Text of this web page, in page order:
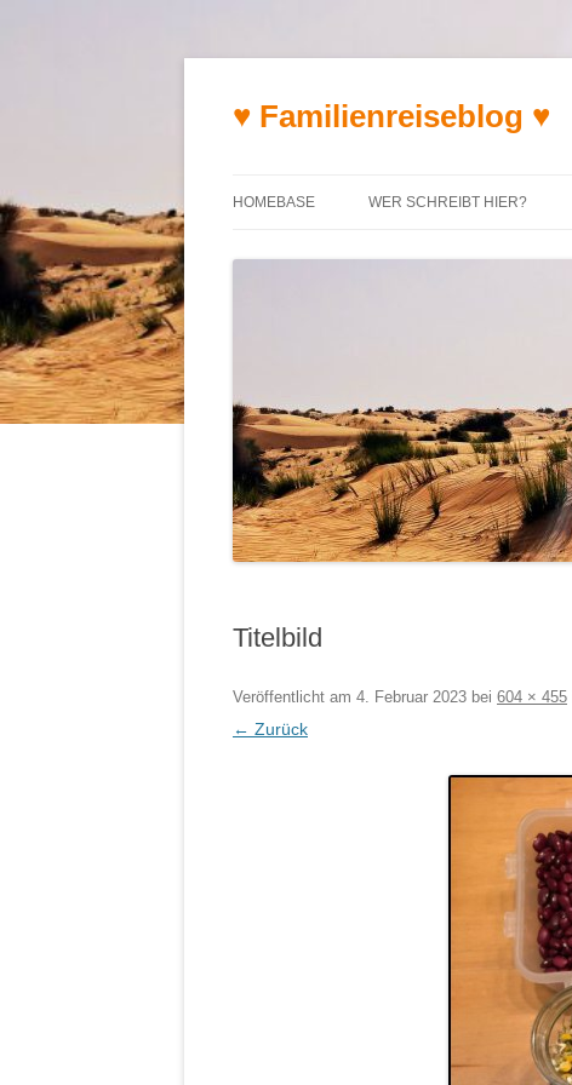
♥ Familienreiseblog ♥
HOMEBASE WER SCHREIBT HIER?
Titelbild
Veröffentlicht am 4. Februar 2023 bei 604 × 455
← Zurück